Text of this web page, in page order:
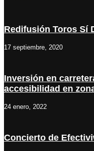
Redifusión Toros Sí
17 septiembre, 2020
Inversión en
accesibilidad en
24 enero, 2022
Concierto de